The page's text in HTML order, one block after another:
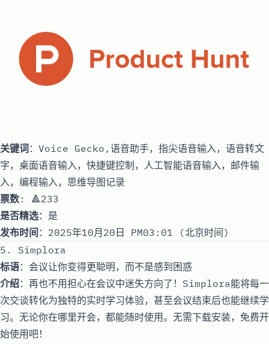
关键词 ：Voice Gecko,语音助手，指尖语音输入，语音转文
字，桌面语音输入，快捷键控制，人工智能语音输入，邮件输
入，编程输入，思维导图记录
票数: 🔺233
是否精选：是
发布时间 ：2025年10月20日 PM03:01 (北京时间)
5. Simplora
标语：会议让你变得更聪明，而不是感到困惑
介绍：再也不用担心在会议中迷失方向了！Simplora能将每一
次交谈转化为独特的实时学习体验，甚至会议结束后也能继续学
习。无论你在哪里开会，都能随时使用。无需下载安装，免费开
始使用吧！